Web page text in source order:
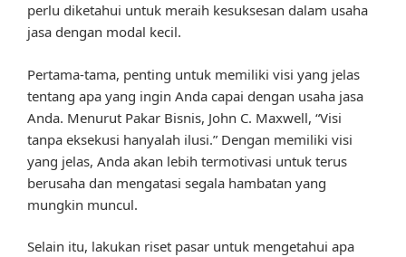
perlu diketahui untuk meraih kesuksesan dalam usaha
jasa dengan modal kecil.
Pertama-tama, penting untuk memiliki visi yang jelas
tentang apa yang ingin Anda capai dengan usaha jasa
Anda. Menurut Pakar Bisnis, John C. Maxwell, “Visi
tanpa eksekusi hanyalah ilusi.” Dengan memiliki visi
yang jelas, Anda akan lebih termotivasi untuk terus
berusaha dan mengatasi segala hambatan yang
mungkin muncul.
Selain itu, lakukan riset pasar untuk mengetahui apa